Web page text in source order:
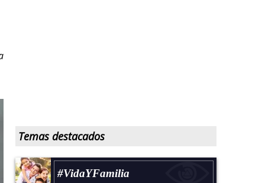
Temas destacados
#VidaYFamilia